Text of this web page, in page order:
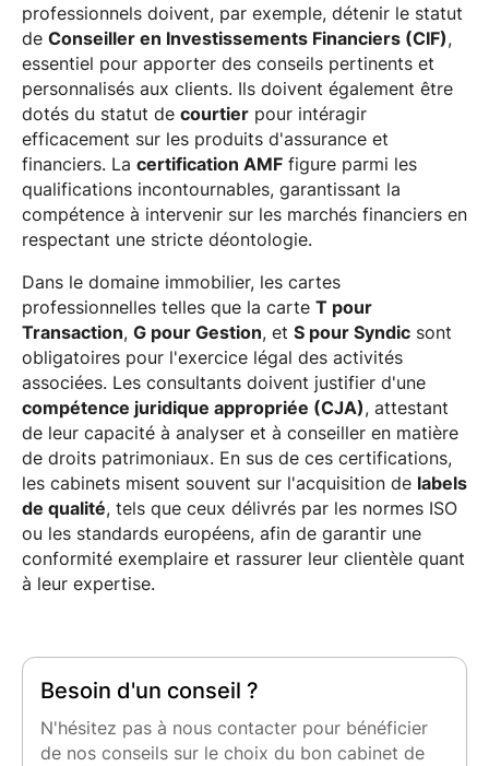
professionnels doivent, par exemple, détenir le statut
de Conseiller en Investissements Financiers (CIF),
essentiel pour apporter des conseils pertinents et
personnalisés aux clients. Ils doivent également être
dotés du statut de courtierpour intéragir
efficacement sur les produits d'assurance et
financiers. La certification AMFfigure parmi les
qualifications incontournables, garantissant la
compétence à intervenir sur les marchés financiers en
respectant une stricte déontologie.
Dans le domaine immobilier, les cartes
professionnelles telles que la carte T pour
Transaction, G pour Gestion, et S pour Syndicsont
obligatoires pour l'exercice légal des activités
associées. Les consultants doivent justifier d'une
compétence juridique appropriée (CJA), attestant
de leur capacité à analyser et à conseiller en matière
de droits patrimoniaux. En sus de ces certifications,
les cabinets misent souvent sur l'acquisition de labels
de qualité, tels que ceux délivrés par les normes ISO
ou les standards européens, afin de garantir une
conformité exemplaire et rassurer leur clientèle quant
à leur expertise.
Besoin d'un conseil ?
N'hésitez pas à nous contacter pour bénéficier
de nos conseils sur le choix du bon cabinet de